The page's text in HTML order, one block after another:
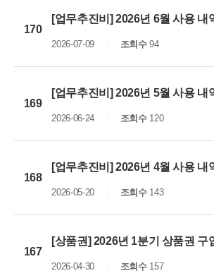
170
[업무추진비] 2026년 6월 사용 내
2026-07-09 조회수94
169
[업무추진비] 2026년 5월 사용 내
2026-06-24 조회수120
168
[업무추진비] 2026년 4월 사용 내
2026-05-20 조회수143
167
[상품권] 2026년 1분기 상품권 구
2026-04-30 조회수157